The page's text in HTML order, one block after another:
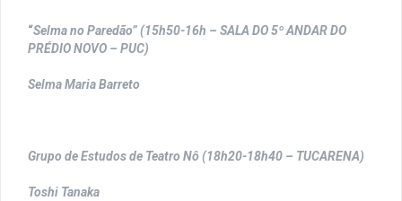
“Selma no Paredão” (15h50-16h – SALA DO 5º ANDAR DO
PRÉDIO NOVO – PUC)
Selma Maria Barreto
Grupo de Estudos de Teatro Nô (18h20-18h40 – TUCARENA)
Toshi Tanaka